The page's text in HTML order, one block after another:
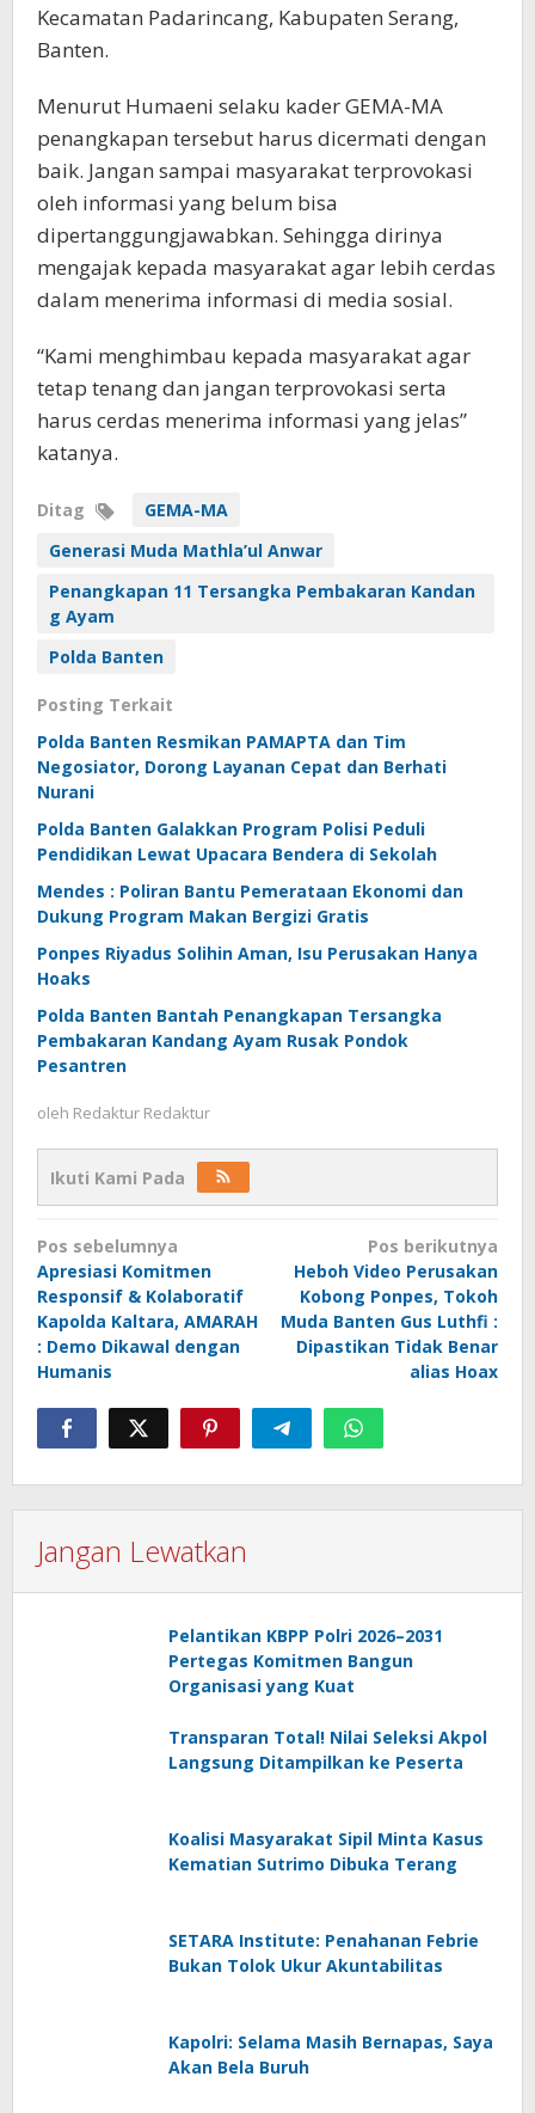
Kecamatan Padarincang, Kabupaten Serang,
Banten.
Menurut Humaeni selaku kader GEMA-MA
penangkapan tersebut harus dicermati dengan
baik. Jangan sampai masyarakat terprovokasi
oleh informasi yang belum bisa
dipertanggungjawabkan. Sehingga dirinya
mengajak kepada masyarakat agar lebih cerdas
dalam menerima informasi di media sosial.
“Kami menghimbau kepada masyarakat agar
tetap tenang dan jangan terprovokasi serta
harus cerdas menerima informasi yang jelas”
katanya.
Ditag
GEMA-MA
Generasi Muda Mathla’ul Anwar
Penangkapan 11 Tersangka Pembakaran Kandan
g Ayam
Polda Banten
Posting Terkait
Polda Banten Resmikan PAMAPTA dan Tim
Negosiator, Dorong Layanan Cepat dan Berhati
Nurani
Polda Banten Galakkan Program Polisi Peduli
Pendidikan Lewat Upacara Bendera di Sekolah
Mendes : Poliran Bantu Pemerataan Ekonomi dan
Dukung Program Makan Bergizi Gratis
Ponpes Riyadus Solihin Aman, Isu Perusakan Hanya
Hoaks
Polda Banten Bantah Penangkapan Tersangka
Pembakaran Kandang Ayam Rusak Pondok
Pesantren
oleh Redaktur Redaktur
Ikuti Kami Pada
Navigasi
pos
Pos sebelumnya
Apresiasi Komitmen
Responsif & Kolaboratif
Kapolda Kaltara, AMARAH
: Demo Dikawal dengan
Humanis
Pos berikutnya
Heboh Video Perusakan
Kobong Ponpes, Tokoh
Muda Banten Gus Luthfi :
Dipastikan Tidak Benar
alias Hoax
Jangan Lewatkan
Pelantikan KBPP Polri 2026–2031
Pertegas Komitmen Bangun
Organisasi yang Kuat
Transparan Total! Nilai Seleksi Akpol
Langsung Ditampilkan ke Peserta
Koalisi Masyarakat Sipil Minta Kasus
Kematian Sutrimo Dibuka Terang
SETARA Institute: Penahanan Febrie
Bukan Tolok Ukur Akuntabilitas
Kapolri: Selama Masih Bernapas, Saya
Akan Bela Buruh